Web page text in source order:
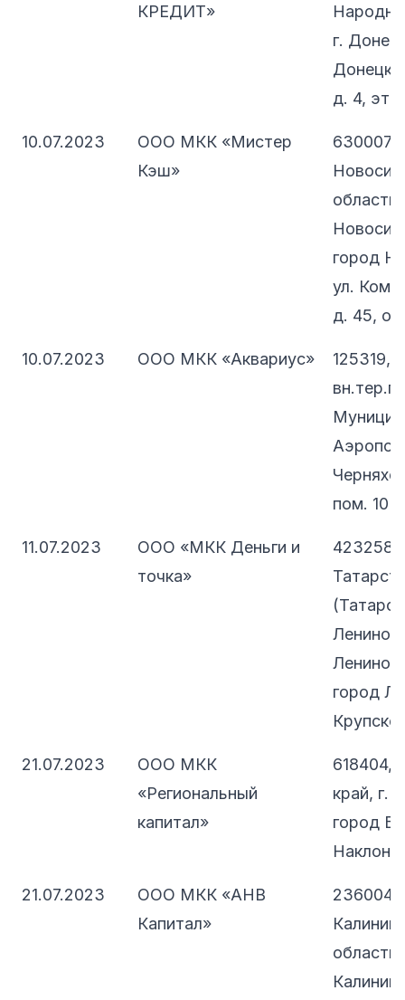
КРЕДИТ»
г.
д. 4, эт. 1
10.07.2023
ООО МКК «Мистер
Кэш»
630007,
область,
город
ул.
д. 45,
10.07.2023 ООО МКК «Аквариус»
125319,
вн.тер.г.
пом. 10Н
11.07.2023
ООО «МКК Деньги и
точка»
423258,
город
21.07.2023
ООО МКК
«Региональный
капитал»
618404,
край, г.
город
21.07.2023
ООО МКК «АНВ
Капитал»
236004,
область,